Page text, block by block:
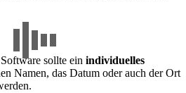
sollte ein individuelles
Namen, das Datum oder auch der Ort